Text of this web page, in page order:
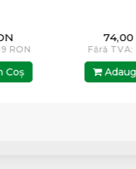
74,00 RON
Fără TVA: 61,16 RON
Adaugă în Coş